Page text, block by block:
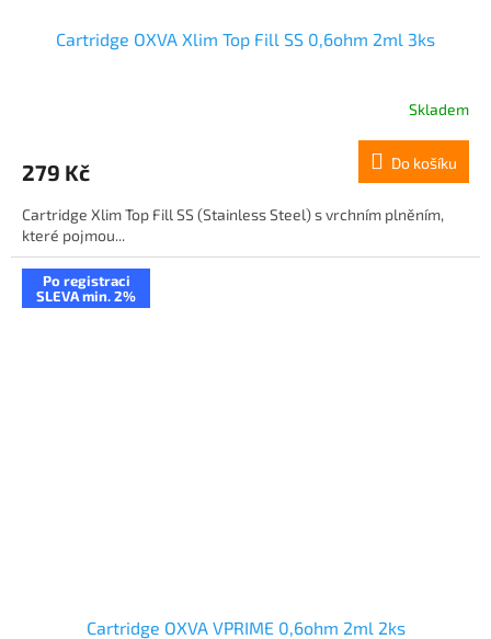
Cartridge OXVA Xlim Top Fill SS 0,6ohm 2ml 3ks
Skladem
279 Kč Do košíku
Cartridge Xlim Top Fill SS (Stainless Steel) s vrchním plněním,
které pojmou...
Po registraci
SLEVA min. 2%
Cartridge OXVA VPRIME 0,6ohm 2ml 2ks